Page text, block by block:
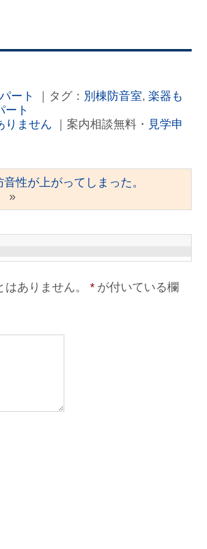
ート ｜タグ： 別棟防音室, 楽器も
ート
りません ｜案内相談無料・ 見学申
性が上がってしまった。
»
ありません。 * が付いている欄